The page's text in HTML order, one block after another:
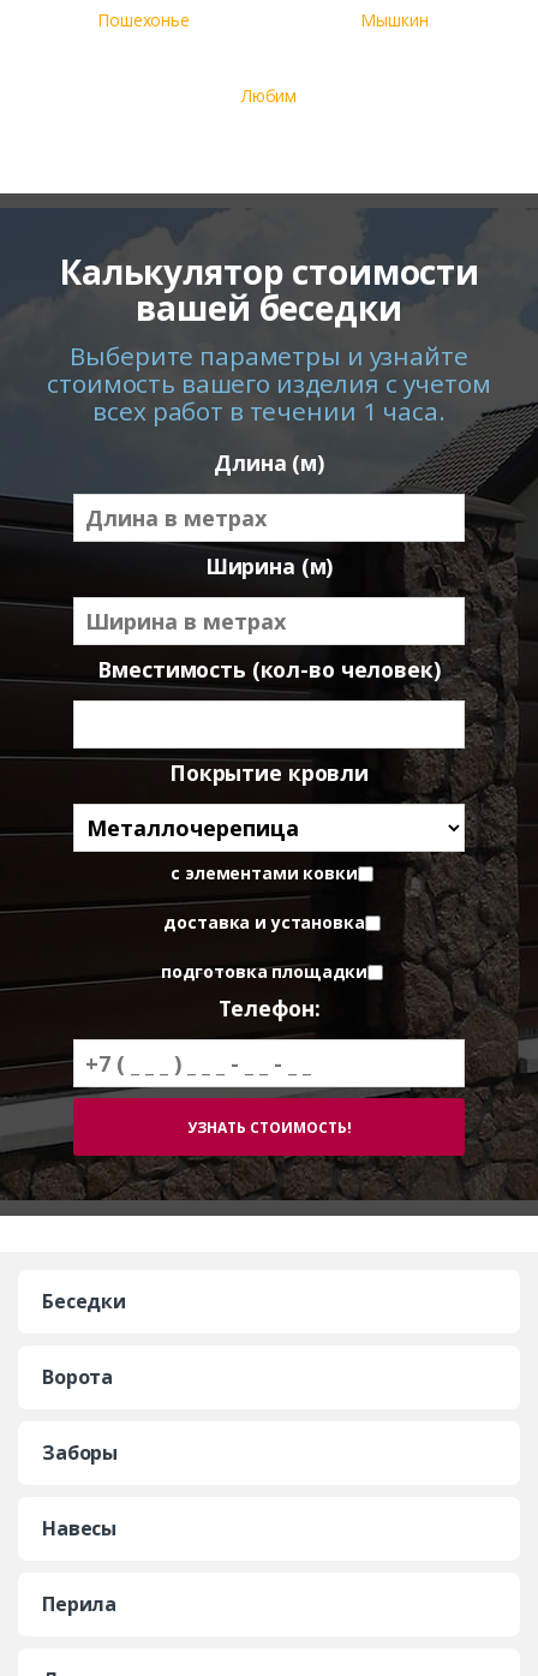
Пошехонье Мышкин
Любим
Калькулятор стоимости
вашей беседки
Выберите параметры и узнайте
стоимость вашего изделия с учетом
всех работ в течении 1 часа.
Длина (м)
Ширина (м)
Вместимость (кол-во человек)
Покрытие кровли
с элементами ковки
доставка и установка
подготовка площадки
Телефон:
Беседки
Ворота
Заборы
Навесы
Перила